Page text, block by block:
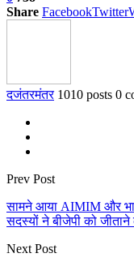
Share FacebookTwitter
दजंतरमंतर 1010 posts 0
Prev Post
सामने आया AIMIM और
सदस्यों ने बीजेपी को
Next Post